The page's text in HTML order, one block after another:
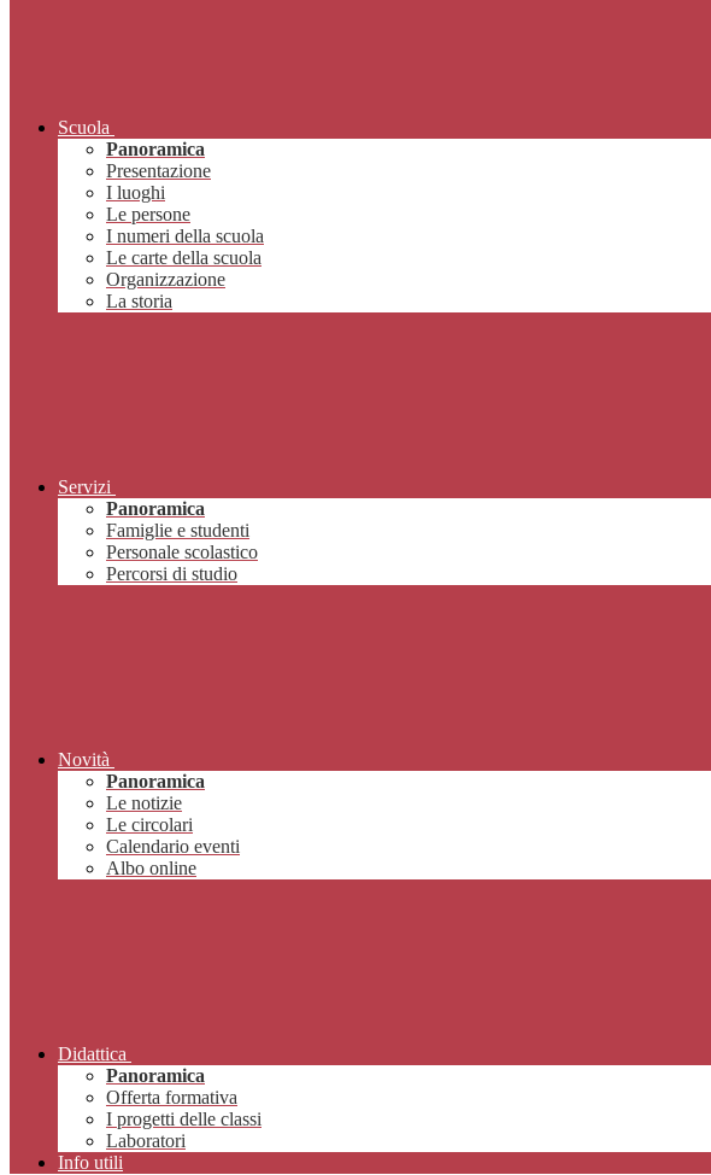
Scuola
Panoramica
Presentazione
I luoghi
Le persone
I numeri della scuola
Le carte della scuola
Organizzazione
La storia
Servizi
Panoramica
Famiglie e studenti
Personale scolastico
Percorsi di studio
Novità
Panoramica
Le notizie
Le circolari
Calendario eventi
Albo online
Didattica
Panoramica
Offerta formativa
I progetti delle classi
Laboratori
Info utili